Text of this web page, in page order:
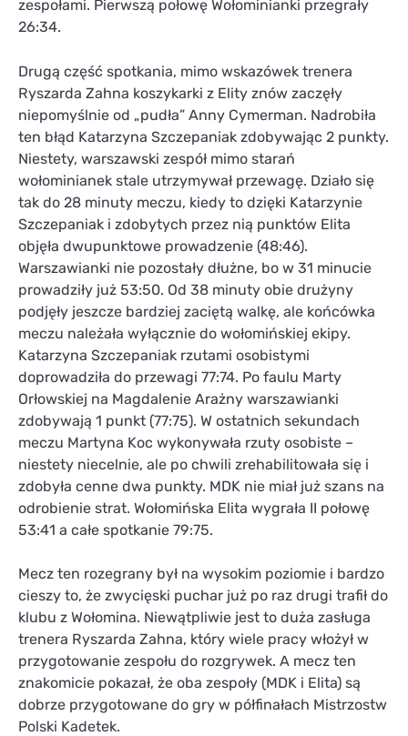
zespołami. Pierwszą połowę Wołominianki przegrały
26:34.
Drugą część spotkania, mimo wskazówek trenera
Ryszarda Zahna koszykarki z Elity znów zaczęły
niepomyślnie od „pudła” Anny Cymerman. Nadrobiła
ten błąd Katarzyna Szczepaniak zdobywając 2 punkty.
Niestety, warszawski zespół mimo starań
wołominianek stale utrzymywał przewagę. Działo się
tak do 28 minuty meczu, kiedy to dzięki Katarzynie
Szczepaniak i zdobytych przez nią punktów Elita
objęła dwupunktowe prowadzenie (48:46).
Warszawianki nie pozostały dłużne, bo w 31 minucie
prowadziły już 53:50. Od 38 minuty obie drużyny
podjęły jeszcze bardziej zaciętą walkę, ale końcówka
meczu należała wyłącznie do wołomińskiej ekipy.
Katarzyna Szczepaniak rzutami osobistymi
doprowadziła do przewagi 77:74. Po faulu Marty
Orłowskiej na Magdalenie Arażny warszawianki
zdobywają 1 punkt (77:75). W ostatnich sekundach
meczu Martyna Koc wykonywała rzuty osobiste –
niestety niecelnie, ale po chwili zrehabilitowała się i
zdobyła cenne dwa punkty. MDK nie miał już szans na
odrobienie strat. Wołomińska Elita wygrała II połowę
53:41 a całe spotkanie 79:75.
Mecz ten rozegrany był na wysokim poziomie i bardzo
cieszy to, że zwycięski puchar już po raz drugi trafił do
klubu z Wołomina. Niewątpliwie jest to duża zasługa
trenera Ryszarda Zahna, który wiele pracy włożył w
przygotowanie zespołu do rozgrywek. A mecz ten
znakomicie pokazał, że oba zespoły (MDK i Elita) są
dobrze przygotowane do gry w półfinałach Mistrzostw
Polski Kadetek.